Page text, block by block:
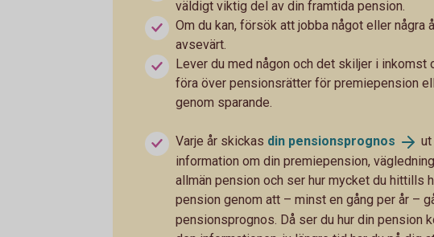
väldigt viktig del av din framtida pension.
Om du kan, försök att jobba något eller några
avsevärt.
Lever du med någon och det skiljer i inkomst
föra över pensionsrätter för premiepension
genom sparande.
Varje år skickas din pensionsprognos
information om din premiepension,
allmän pension och ser hur mycket du hittills
pension genom att – minst en gång per år –
pensionsprognos. Då ser du hur din pension